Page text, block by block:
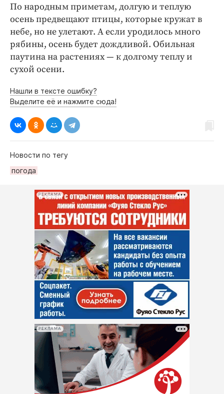
По народным приметам, долгую и теплую
осень предвещают птицы, которые кружат в
небе, но не улетают. А если уродилось много
рябины, осень будет дождливой. Обильная
паутина на растениях — к долгому теплу и
сухой осени.
Нашли в тексте ошибку?
Выделите её и нажмите сюда!
Новости по тегу
погода
РЕКЛАМА
РЕКЛАМА